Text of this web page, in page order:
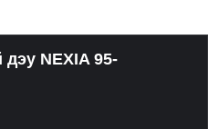
NEXIA 95-